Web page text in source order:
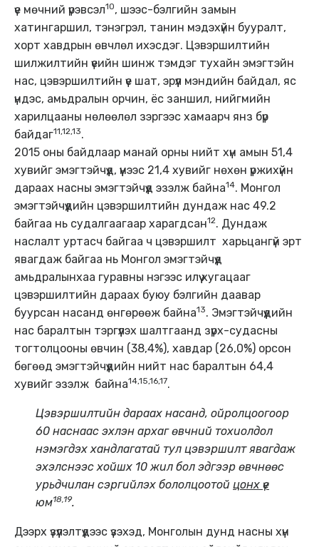
үе мөчний үрэвсэл10, шээс-бэлгийн замын
хатингаршил, тэнэгрэл, танин мэдэхүйн бууралт,
хорт хавдрын өвчлөл ихэсдэг. Цэвэршилтийн
шилжилтийн үеийн шинж тэмдэг тухайн эмэгтэйн
нас, цэвэршилтийн үе шат, эрүүл мэндийн байдал, яс
үндэс, амьдралын орчин, ёс заншил, нийгмийн
харилцааны нөлөөлөл зэргээс хамаарч янз бүр
байдаг11,12,13.
2015 оны байдлаар манай орны нийт хүн амын 51,4
хувийг эмэгтэйчүүд, үүнээс 21,4 хувийг нөхөн үржихүйн
дараах насны эмэгтэйчүүд эзэлж байна14. Монгол
эмэгтэйчүүдийн цэвэршилтийн дундаж нас 49.2
байгаа нь судалгаагаар харагдсан12. Дундаж
наслалт уртасч байгаа ч цэвэршилт харьцангүй эрт
явагдаж байгаа нь Монгол эмэгтэйчүүд
амьдралынхаа гуравны нэгээс илүү хугацааг
цэвэршилтийн дараах буюу бэлгийн даавар
буурсан насанд өнгөрөөж байна13. Эмэгтэйчүүдийн
нас баралтын тэргүүлэх шалтгаанд зүрх-судасны
тогтолцооны өвчин (38,4%), хавдар (26,0%) орсон
бөгөөд эмэгтэйчүүдийн нийт нас баралтын 64,4
хувийг эзэлж байна14,15,16,17.
Цэвэршилтийн дараах насанд, ойролцоогоор
60 наснаас эхлэн архаг өвчний тохиолдол
нэмэгдэх хандлагатай тул цэвэршилт явагдаж
эхэлснээс хойшх 10 жил бол эдгээр өвчнөөс
урьдчилан сэргийлэх бололцоотой цонх үе
юм18,19.
Дээрх үзүүлэлтүүдээс үзэхэд, Монголын дунд насны хүн